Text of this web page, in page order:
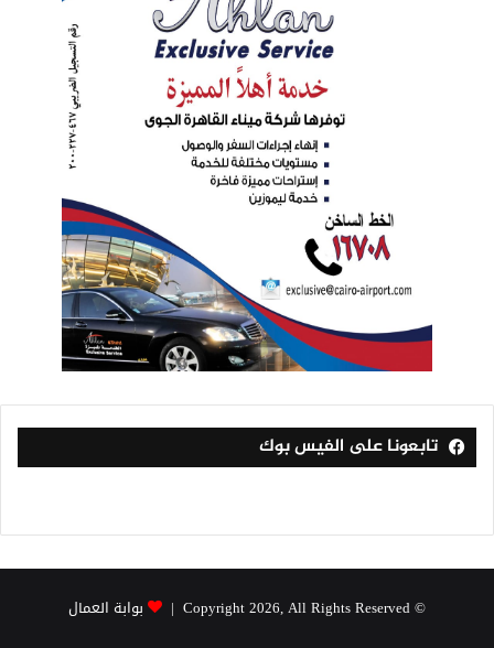
تابعونا على الفيس بوك
© Copyright 2026, All Rights Reserved | بوابة العمال